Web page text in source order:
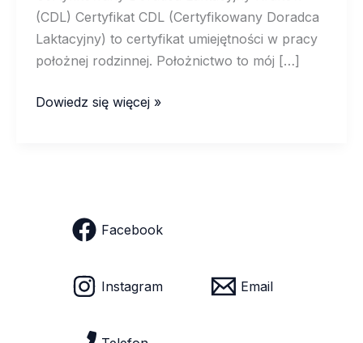
(CDL) Certyfikat CDL (Certyfikowany Doradca
Laktacyjny) to certyfikat umiejętności w pracy
położnej rodzinnej. Położnictwo to mój […]
Certyfikowany
Dowiedz się więcej »
Facebook
Instagram Email